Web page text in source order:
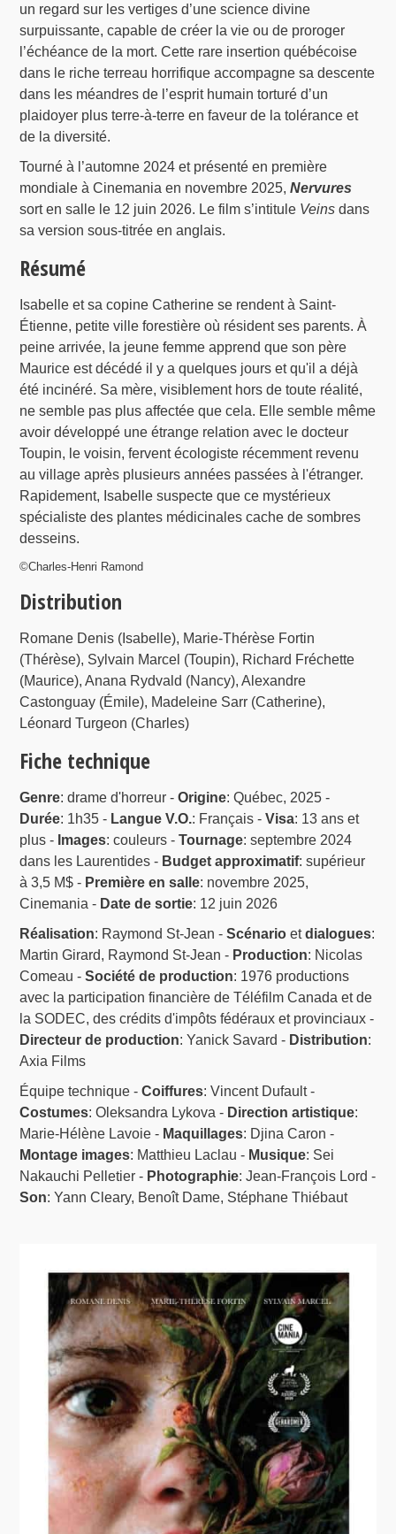
un regard sur les vertiges d’une science divine
surpuissante, capable de créer la vie ou de proroger
l’échéance de la mort. Cette rare insertion québécoise
dans le riche terreau horrifique accompagne sa descente
dans les méandres de l’esprit humain torturé d’un
plaidoyer plus terre-à-terre en faveur de la tolérance et
de la diversité.
Tourné à l’automne 2024 et présenté en première
mondiale à Cinemania en novembre 2025,Nervures
sort en salle le 12 juin 2026. Le film s’intitule Veins dans
sa version sous-titrée en anglais.
Résumé
Isabelle et sa copine Catherine se rendent à Saint-
Étienne, petite ville forestière où résident ses parents. À
peine arrivée, la jeune femme apprend que son père
Maurice est décédé il y a quelques jours et qu'il a déjà
été incinéré. Sa mère, visiblement hors de toute réalité,
ne semble pas plus affectée que cela. Elle semble même
avoir développé une étrange relation avec le docteur
Toupin, le voisin, fervent écologiste récemment revenu
au village après plusieurs années passées à l'étranger.
Rapidement, Isabelle suspecte que ce mystérieux
spécialiste des plantes médicinales cache de sombres
desseins.
©Charles-Henri Ramond
Distribution
Romane Denis (Isabelle), Marie-Thérèse Fortin
(Thérèse), Sylvain Marcel (Toupin), Richard Fréchette
(Maurice), Anana Rydvald (Nancy), Alexandre
Castonguay (Émile), Madeleine Sarr (Catherine),
Léonard Turgeon (Charles)
Fiche technique
Genre: drame d'horreur -Origine: Québec, 2025 -
Durée: 1h35 - Langue V.O.: Français -Visa: 13 ans et
plus - Images: couleurs -Tournage: septembre 2024
dans les Laurentides - Budget approximatif: supérieur
à 3,5 M$ - Première en salle: novembre 2025,
Cinemania - Date de sortie: 12 juin 2026
Réalisation: Raymond St-Jean -Scénario etdialogues:
Martin Girard, Raymond St-Jean - Production: Nicolas
Comeau -Société de production: 1976 productions
avec la participation financière de Téléfilm Canada et de
la SODEC, des crédits d'impôts fédéraux et provinciaux -
Directeur de production: Yanick Savard - Distribution:
Axia Films
Équipe technique -Coiffures: Vincent Dufault -
Costumes: Oleksandra Lykova - Direction artistique:
Marie-Hélène Lavoie - Maquillages: Djina Caron -
Montage images: Matthieu Laclau - Musique: Sei
Nakauchi Pelletier - Photographie: Jean-François Lord -
Son: Yann Cleary, Benoît Dame, Stéphane Thiébaut